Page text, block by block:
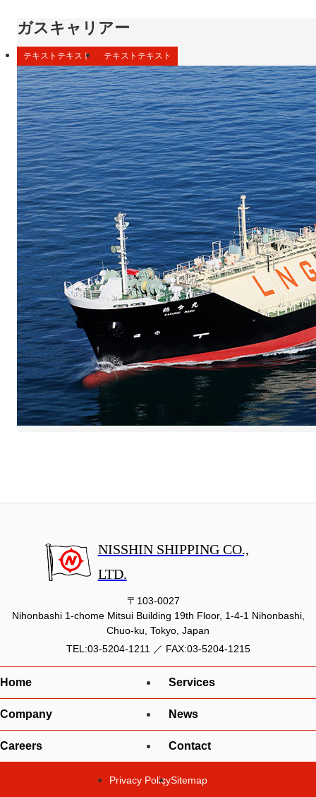
ガスキャリアー
テキストテキスト テキストテキスト
NISSHIN SHIPPING CO.,
LTD.
〒103-0027
Nihonbashi 1-chome Mitsui Building 19th Floor, 1-4-1 Nihonbashi,
Chuo-ku, Tokyo, Japan
TEL:03-5204-1211 ／ FAX:03-5204-1215
Home Services
Company News
Careers Contact
Privacy PolicySitemap